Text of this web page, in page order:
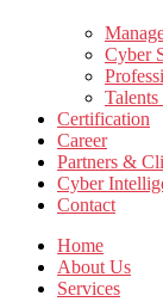
Cyber
Certification
Career
Partners &
Cyber
Contact
Home
About Us
Services